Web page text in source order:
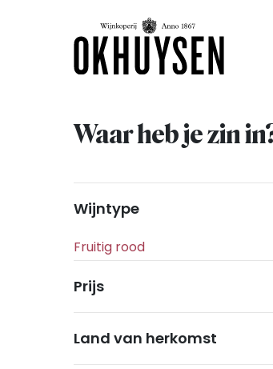
Waar heb je zin
Wijntype
Prijs
Land van herkomst